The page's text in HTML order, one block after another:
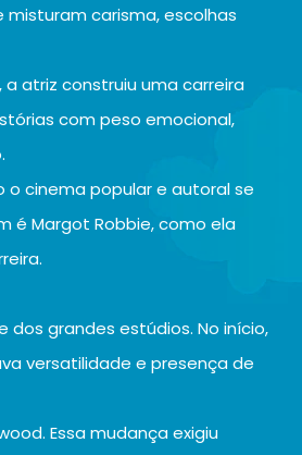
carisma, escolhas
atriz construiu uma carreira
com peso emocional,
cinema popular e autoral se
é Margot Robbie, como ela
dos grandes estúdios. No início,
versatilidade e presença de
Essa mudança exigiu